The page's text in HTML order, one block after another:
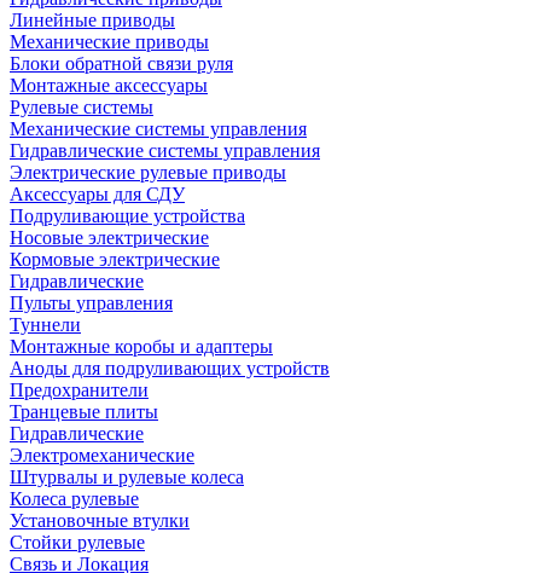
Линейные приводы
Механические приводы
Блоки обратной связи руля
Монтажные аксессуары
Рулевые системы
Механические системы управления
Гидравлические системы управления
Электрические рулевые приводы
Аксессуары для СДУ
Подруливающие устройства
Носовые электрические
Кормовые электрические
Гидравлические
Пульты управления
Туннели
Монтажные коробы и адаптеры
Аноды для подруливающих устройств
Предохранители
Транцевые плиты
Гидравлические
Электромеханические
Штурвалы и рулевые колеса
Колеса рулевые
Установочные втулки
Стойки рулевые
Связь и Локация